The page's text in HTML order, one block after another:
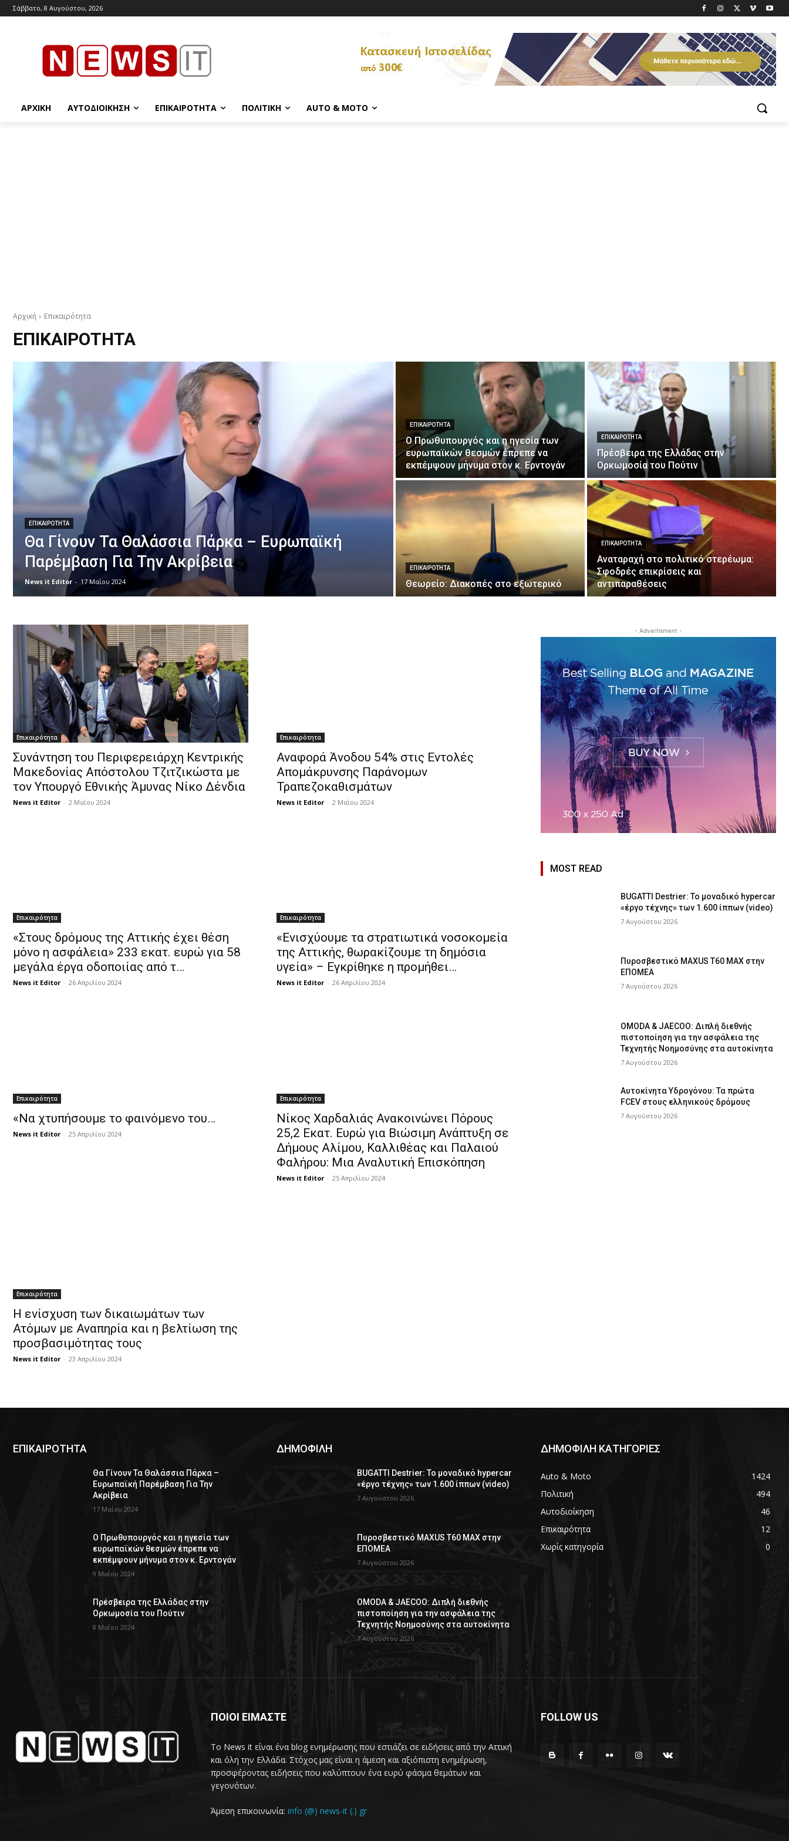
Σάββατο, 8 Αυγούστου, 2026
ΑΡΧΙΚΉ ΑΥΤΟΔΙΟΊΚΗΣΗ ΕΠΙΚΑΙΡΌΤΗΤΑ ΠΟΛΙΤΙΚΉ AUTO & MOTO
Αρχική Επικαιρότητα
ΕΠΙΚΑΙΡΌΤΗΤΑ
ΕΠΙΚΑΙΡΌΤΗΤΑ
Θα Γίνουν Τα Θαλάσσια Πάρκα – Ευρωπαϊκή
Παρέμβαση Για Την Ακρίβεια
News it Editor - 17 Μαΐου 2024
ΕΠΙΚΑΙΡΌΤΗΤΑ
Ο Πρωθυπουργός και η ηγεσία των
ευρωπαϊκών θεσμών έπρεπε να
εκπέμψουν μήνυμα στον κ. Ερντογάν
ΕΠΙΚΑΙΡΌΤΗΤΑ
Πρέσβειρα της Ελλάδας στην
Ορκωμοσία του Πούτιν
ΕΠΙΚΑΙΡΌΤΗΤΑ
Θεωρείο: Διακοπές στο εξωτερικό
ΕΠΙΚΑΙΡΌΤΗΤΑ
Αναταραχή στο πολιτικό στερέωμα:
Σφοδρές επικρίσεις και
αντιπαραθέσεις
Επικαιρότητα
Συνάντηση του Περιφερειάρχη Κεντρικής
Μακεδονίας Απόστολου Τζιτζικώστα με
τον Υπουργό Εθνικής Άμυνας Νίκο Δένδια
News it Editor - 2 Μαΐου 2024
Επικαιρότητα
Αναφορά Άνοδου 54% στις Εντολές
Απομάκρυνσης Παράνομων
Τραπεζοκαθισμάτων
News it Editor - 2 Μαΐου 2024
Επικαιρότητα
«Στους δρόμους της Αττικής έχει θέση
μόνο η ασφάλεια» 233 εκατ. ευρώ για 58
μεγάλα έργα οδοποιίας από τ…
News it Editor - 26 Απριλίου 2024
Επικαιρότητα
«Ενισχύουμε τα στρατιωτικά νοσοκομεία
της Αττικής, θωρακίζουμε τη δημόσια
υγεία» – Εγκρίθηκε η προμήθει…
News it Editor - 26 Απριλίου 2024
Επικαιρότητα
«Να χτυπήσουμε το φαινόμενο του…
News it Editor - 25 Απριλίου 2024
Επικαιρότητα
Νίκος Χαρδαλιάς Ανακοινώνει Πόρους
25,2 Εκατ. Ευρώ για Βιώσιμη Ανάπτυξη σε
Δήμους Αλίμου, Καλλιθέας και Παλαιού
Φαλήρου: Μια Αναλυτική Επισκόπηση
News it Editor - 25 Απριλίου 2024
Επικαιρότητα
Η ενίσχυση των δικαιωμάτων των
Ατόμων με Αναπηρία και η βελτίωση της
προσβασιμότητας τους
News it Editor - 23 Απριλίου 2024
- Advertisment -
MOST READ
BUGATTI Destrier: Το μοναδικό hypercar
«έργο τέχνης» των 1.600 ίππων (video)
7 Αυγούστου 2026
Πυροσβεστικό MAXUS T60 MAX στην
ΕΠΟΜΕΑ
7 Αυγούστου 2026
OMODA & JAECOO: Διπλή διεθνής
πιστοποίηση για την ασφάλεια της
Τεχνητής Νοημοσύνης στα αυτοκίνητα
7 Αυγούστου 2026
Αυτοκίνητα Υδρογόνου: Τα πρώτα
FCEV στους ελληνικούς δρόμους
7 Αυγούστου 2026
ΕΠΙΚΑΙΡΟΤΗΤΑ
Θα Γίνουν Τα Θαλάσσια Πάρκα –
Ευρωπαϊκή Παρέμβαση Για Την
Ακρίβεια
17 Μαΐου 2024
Ο Πρωθυπουργός και η ηγεσία των
ευρωπαϊκών θεσμών έπρεπε να
εκπέμψουν μήνυμα στον κ. Ερντογάν
9 Μαΐου 2024
Πρέσβειρα της Ελλάδας στην
Ορκωμοσία του Πούτιν
8 Μαΐου 2024
ΔΗΜΟΦΙΛΗ
BUGATTI Destrier: Το μοναδικό hypercar
«έργο τέχνης» των 1.600 ίππων (video)
7 Αυγούστου 2026
Πυροσβεστικό MAXUS T60 MAX στην
ΕΠΟΜΕΑ
7 Αυγούστου 2026
OMODA & JAECOO: Διπλή διεθνής
πιστοποίηση για την ασφάλεια της
Τεχνητής Νοημοσύνης στα αυτοκίνητα
7 Αυγούστου 2026
ΔΗΜΟΦΙΛΗ ΚΑΤΗΓΟΡΙΕΣ
Auto & Moto
1424
Πολιτική
494
Αυτοδιοίκηση
46
Επικαιρότητα
12
Χωρίς κατηγορία
0
ΠΟΙΟΙ ΕΙΜΑΣΤΕ
Το News it είναι ένα blog ενημέρωσης που εστιάζει σε ειδήσεις από την Αττική
και όλη την Ελλάδα. Στόχος μας είναι η άμεση και αξιόπιστη ενημέρωση,
προσφέροντας ειδήσεις που καλύπτουν ένα ευρύ φάσμα θεμάτων και
γεγονότων.
Άμεση επικοινωνία: info (@) news-it (.) gr
FOLLOW US